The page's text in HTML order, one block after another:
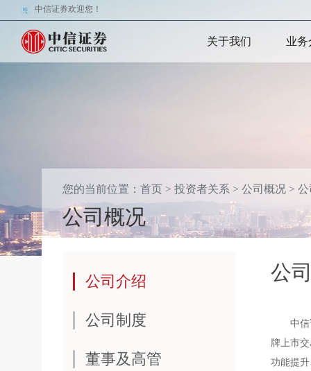
中信证券欢迎您！
关于我们 业务
您的当前位置： 首页 > 投资者关系 > 公司概况 > 公
公司概况
公司介绍
公司制度
董事及高管
公
中信证
牌上市
功能提